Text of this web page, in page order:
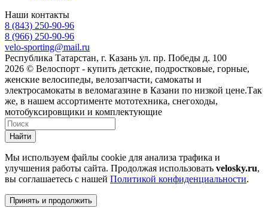
Наши контакты
8 (843) 250-90-96
8 (966) 250-90-96
velo-sporting@mail.ru
Республика Татарстан, г. Казань ул. пр. Победы д. 100
2026 © Велоспорт - купить детские, подростковые, горные,
женские велосипеды, велозапчасти, самокаты и
электросамокаты в веломагазине в Казани по низкой цене.Так
же, в нашем ассортименте мототехника, снегоходы,
мотобуксировщики и комплектующие
Найти
Мы используем файлы cookie для анализа трафика и
улучшения работы сайта. Продолжая использовать velosky.ru,
вы соглашаетесь с нашей Политикой конфиденциальности.
Принять и продолжить